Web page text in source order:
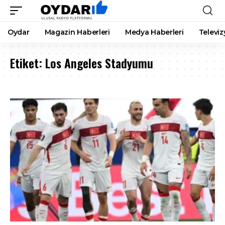
Oydar Magazin Haberleri Medya Haberleri
Etiket: Los Angeles Stadyumu